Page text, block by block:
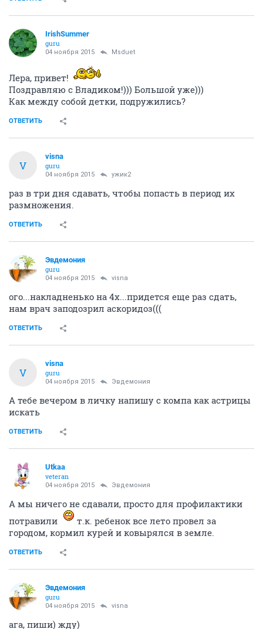
IrishSummer
guru
04 ноября 2015 Msduet
Лера, привет!
Поздравляю с Владиком!))) Большой уже)))
Как между собой детки, подружились?
ОТВЕТИТЬ
V
visna
guru
04 ноября 2015 ужик2
раз в три дня сдавать, чтобы попасть в период их
размножения.
ОТВЕТИТЬ
Эвдемония
guru
04 ноября 2015 visna
ого...накладненько на 4х...придется еще раз сдать,
нам врач заподозрил аскоридоз(((
ОТВЕТИТЬ
V
visna
guru
04 ноября 2015 Эвдемония
А тебе вечером в личку напишу с компа как астрицы
искать
ОТВЕТИТЬ
Utkaa
veteran
04 ноября 2015 Эвдемония
А мы ничего не сдавали, просто для профилактики
потравили
т.к. ребенок все лето провел за
городом, кормил курей и ковырялся в земле.
ОТВЕТИТЬ
Эвдемония
guru
04 ноября 2015 visna
ага, пиши) жду)